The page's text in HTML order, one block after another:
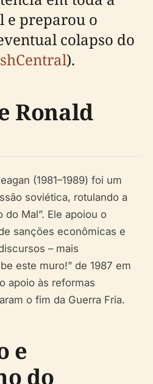
e preparou o
colapso do
).
Ronald
(1981–1989) foi um
soviética, rotulando a
do Mal”. Ele apoiou o
sanções econômicas e
– mais
este muro!” de 1987 em
apoio às reformas
o fim da Guerra Fria.
e
do